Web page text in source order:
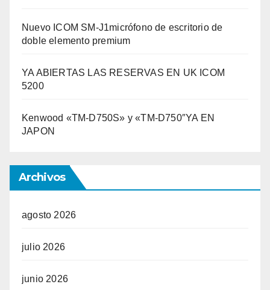
Nuevo ICOM SM-J1micrófono de escritorio de
doble elemento premium
YA ABIERTAS LAS RESERVAS EN UK ICOM
5200
Kenwood «TM-D750S» y «TM-D750″YA EN
JAPON
Archivos
agosto 2026
julio 2026
junio 2026